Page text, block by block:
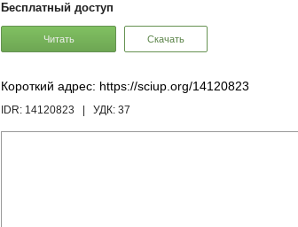
Бесплатный доступ
Читать Скачать
Короткий адрес: https://sciup.org/14120823
IDR: 14120823 | УДК: 37